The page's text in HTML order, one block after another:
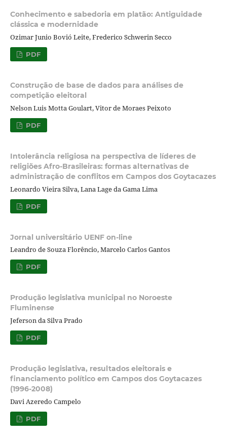
Conhecimento e sabedoria em platão: Antiguidade
clássica e modernidade
Ozimar Junio Bovió Leite, Frederico Schwerin Secco
PDF
Construção de base de dados para análises de
competição eleitoral
Nelson Luis Motta Goulart, Vitor de Moraes Peixoto
PDF
Intolerância religiosa na perspectiva de líderes de
religiões Afro-Brasileiras: formas alternativas de
administração de conflitos em Campos dos Goytacazes
Leonardo Vieira Silva, Lana Lage da Gama Lima
PDF
Jornal universitário UENF on-line
Leandro de Souza Florêncio, Marcelo Carlos Gantos
PDF
Produção legislativa municipal no Noroeste
Fluminense
Jeferson da Silva Prado
PDF
Produção legislativa, resultados eleitorais e
financiamento político em Campos dos Goytacazes
(1996-2008)
Davi Azeredo Campelo
PDF